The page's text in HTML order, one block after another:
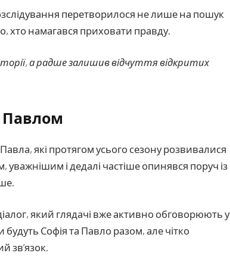
перетворилося не лише на пошук
хто намагався приховати правду.
а радше залишив відчуття відкритих
Павлом
які протягом усього сезону розвивалися
і дедалі частіше опинявся поруч із
який глядачі вже активно обговорюють у
будуть Софія та Павло разом, але чітко
зв’язок.